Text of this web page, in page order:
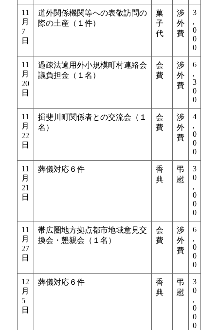
11
月
7
日
道外関係機関等への表敬訪問の
際の土産（１件）
菓
子
代
渉
外
費
3
,
0
0
0
11
月
20
日
過疎法適用外小規模町村連絡会
議負担金（１名）
会
費
渉
外
費
6
,
3
0
0
11
月
22
日
揖斐川町関係者との交流会（１
名）
会
費
渉
外
費
4
,
0
0
0
11
月
21
日
葬儀対応６件
香
典
弔
慰
3
0
,
0
0
0
11
月
27
日
帯広圏地方拠点都市地域意見交
換会・懇親会（１名）
会
費
渉
外
費
6
,
0
0
0
12
月
5
日
葬儀対応６件
香
典
弔
慰
3
0
,
0
0
0